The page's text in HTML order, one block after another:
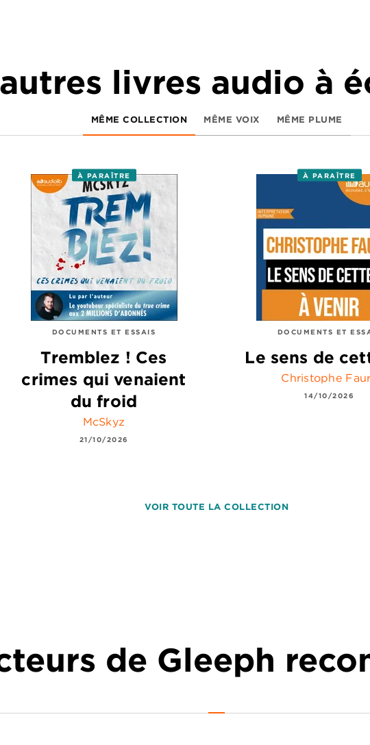
livres audio à
MÊME COLLECTION MÊME VOIX MÊME PLUME
À PARAÎTRE
DOCUMENTS ET ESSAIS
Tremblez ! Ces
crimes qui venaient
du froid
McSkyz
21/10/2026
À PARAÎTRE
DOCUMENTS ET
Le sens de
Christophe
14/10/2026
VOIR TOUTE LA COLLECTION
de Gleeph